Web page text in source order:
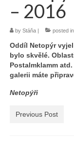
Informace
Napište
Akce
Galerie
2016
– 2016
by Stáňa | posted
Oddíl Netopýr
bylo skvělé.
Postalmklamm
galerii máte
Netopýři
Previous Post